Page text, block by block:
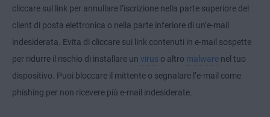
cliccare sul link per annullare l’iscrizione nella parte superiore del
client di posta elettronica o nella parte inferiore di un’e-mail
indesiderata. Evita di cliccare sui link contenuti in e-mail sospette
per ridurre il rischio di installare un virus o altro malware nel tuo
dispositivo. Puoi bloccare il mittente o segnalare l’e-mail come
phishing per non ricevere più e-mail indesiderate.